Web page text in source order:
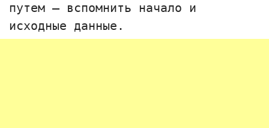
путем — вспомнить начало и
исходные данные.